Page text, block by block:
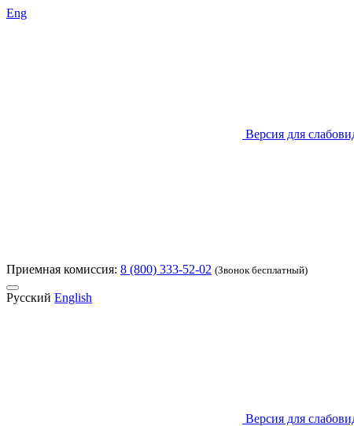
Eng
Версия для
Приемная комиссия: 8 (800) 333-52-02 (Звонок бесплатный)
Русский English
Версия для